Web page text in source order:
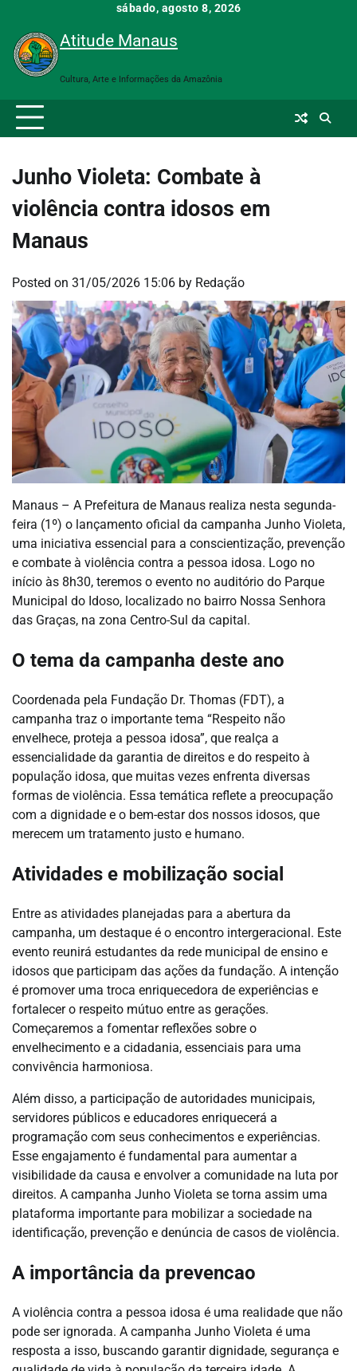
content
sábado, agosto 8, 2026
Atitude Manaus
Cultura, Arte e Informações da Amazônia
Junho Violeta: Combate à
violência contra idosos em
Manaus
Posted on 31/05/2026 15:06 by Redação
Manaus – A Prefeitura de Manaus realiza nesta segunda-
feira (1º) o lançamento oficial da campanha Junho Violeta,
uma iniciativa essencial para a conscientização, prevenção
e combate à violência contra a pessoa idosa. Logo no
início às 8h30, teremos o evento no auditório do Parque
Municipal do Idoso, localizado no bairro Nossa Senhora
das Graças, na zona Centro-Sul da capital.
O tema da campanha deste ano
Coordenada pela Fundação Dr. Thomas (FDT), a
campanha traz o importante tema “Respeito não
envelhece, proteja a pessoa idosa”, que realça a
essencialidade da garantia de direitos e do respeito à
população idosa, que muitas vezes enfrenta diversas
formas de violência. Essa temática reflete a preocupação
com a dignidade e o bem-estar dos nossos idosos, que
merecem um tratamento justo e humano.
Atividades e mobilização social
Entre as atividades planejadas para a abertura da
campanha, um destaque é o encontro intergeracional. Este
evento reunirá estudantes da rede municipal de ensino e
idosos que participam das ações da fundação. A intenção
é promover uma troca enriquecedora de experiências e
fortalecer o respeito mútuo entre as gerações.
Começaremos a fomentar reflexões sobre o
envelhecimento e a cidadania, essenciais para uma
convivência harmoniosa.
Além disso, a participação de autoridades municipais,
servidores públicos e educadores enriquecerá a
programação com seus conhecimentos e experiências.
Esse engajamento é fundamental para aumentar a
visibilidade da causa e envolver a comunidade na luta por
direitos. A campanha Junho Violeta se torna assim uma
plataforma importante para mobilizar a sociedade na
identificação, prevenção e denúncia de casos de violência.
A importância da prevencao
A violência contra a pessoa idosa é uma realidade que não
pode ser ignorada. A campanha Junho Violeta é uma
resposta a isso, buscando garantir dignidade, segurança e